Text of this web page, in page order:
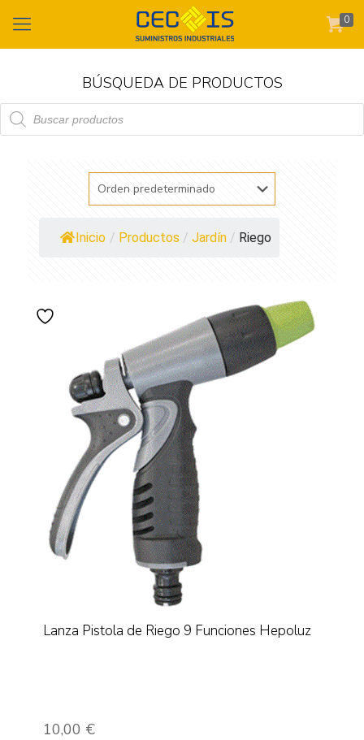
0
BÚSQUEDA DE PRODUCTOS
Búsqueda
de
productos
Inicio / Productos / Jardín / Riego
Lanza Pistola de Riego 9 Funciones Hepoluz
10,00 €